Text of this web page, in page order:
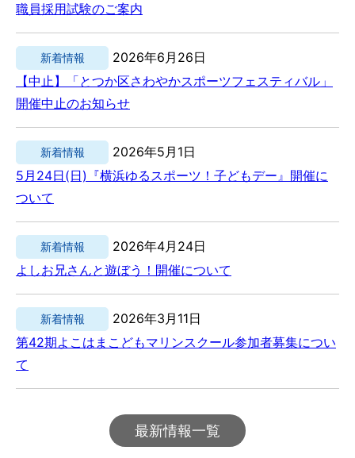
職員採用試験のご案内
新着情報
2026年6月26日
【中止】「とつか区さわやかスポーツフェスティバル」
開催中止のお知らせ
新着情報
2026年5月1日
5月24日(日)『横浜ゆるスポーツ！子どもデー』開催に
ついて
新着情報
2026年4月24日
よしお兄さんと遊ぼう！開催について
新着情報
2026年3月11日
第42期よこはまこどもマリンスクール参加者募集につい
て
最新情報一覧